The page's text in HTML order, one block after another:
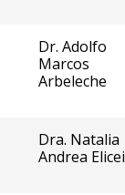
Dr. Adolfo
Marcos
Arbeleche
Dra. Natalia
Andrea